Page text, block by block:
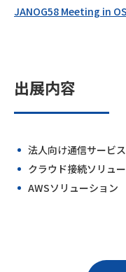
JANOG58 Meeting in
出展内容
法人向け通信サービ
クラウド接続ソリュ
AWSソリューション